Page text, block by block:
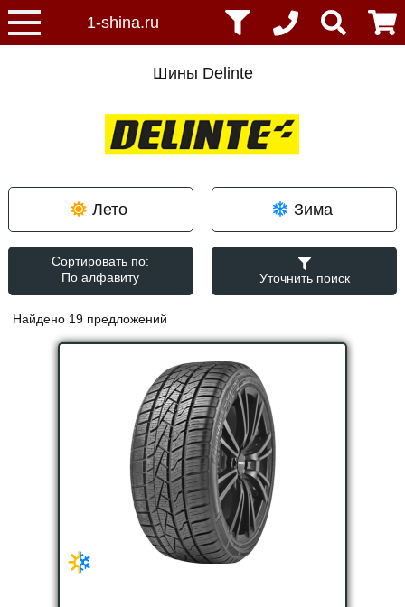
Шины Delinte
Лето Зима
Сортировать по:
Уточнить поиск
Найдено 19 предложений